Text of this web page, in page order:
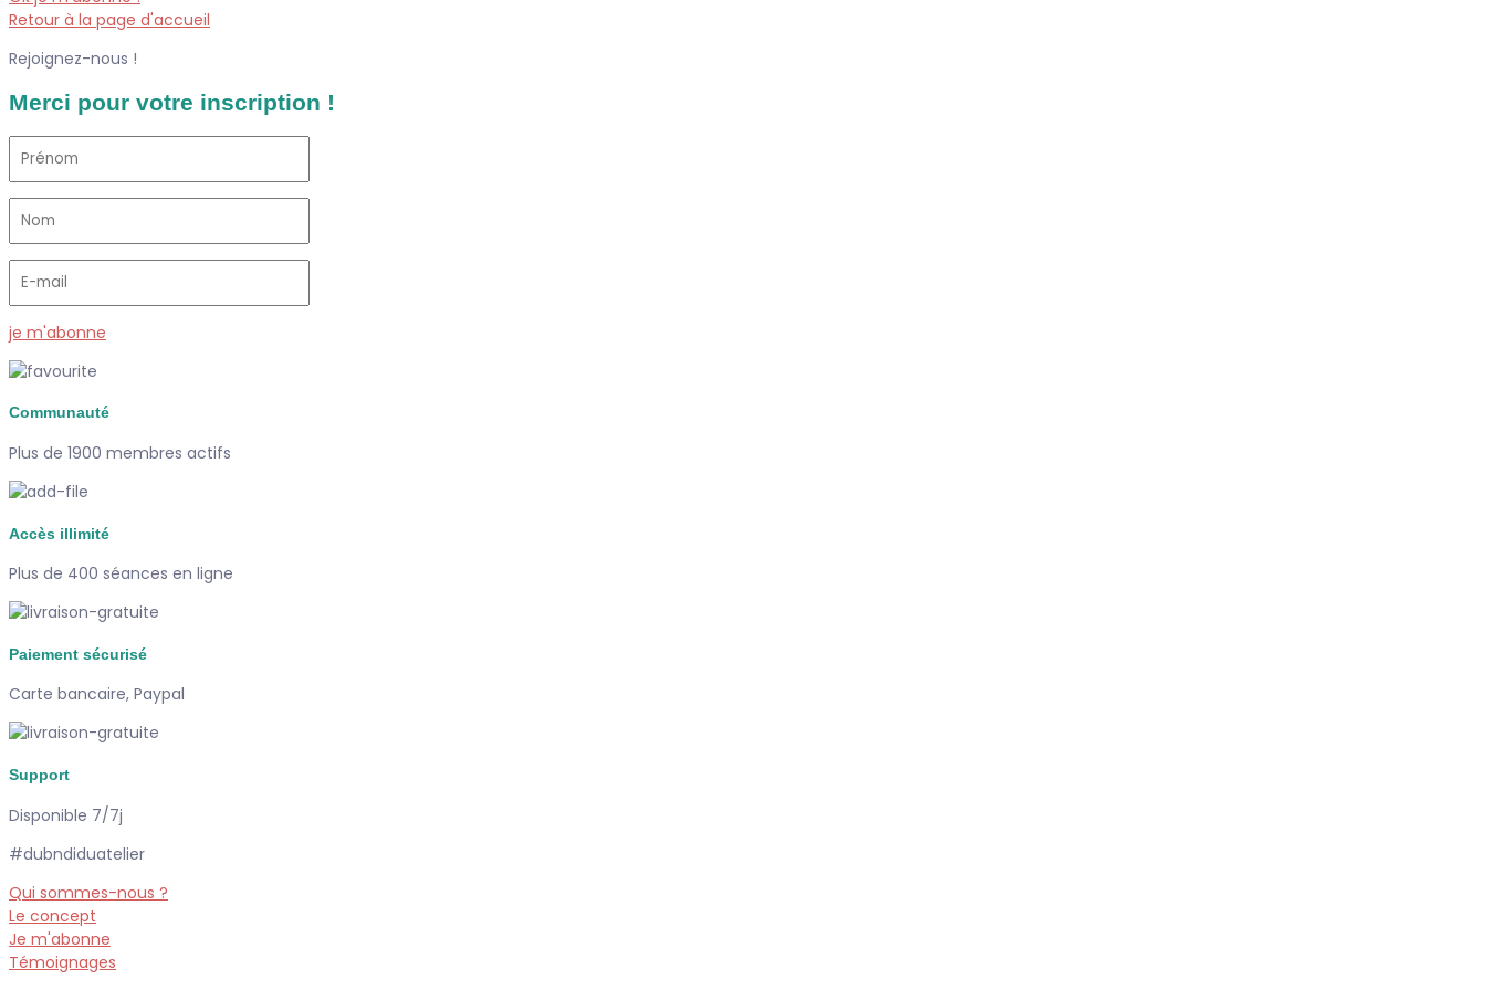
Retour à la page d'accueil
Rejoignez-nous !
Merci pour votre inscription !
je m'abonne
Communauté
Plus de 1900 membres actifs
Accès illimité
Plus de 400 séances en ligne
Paiement sécurisé
Carte bancaire, Paypal
Support
Disponible 7/7j
#dubndiduatelier
Qui sommes-nous ?
Le concept
Je m'abonne
Témoignages